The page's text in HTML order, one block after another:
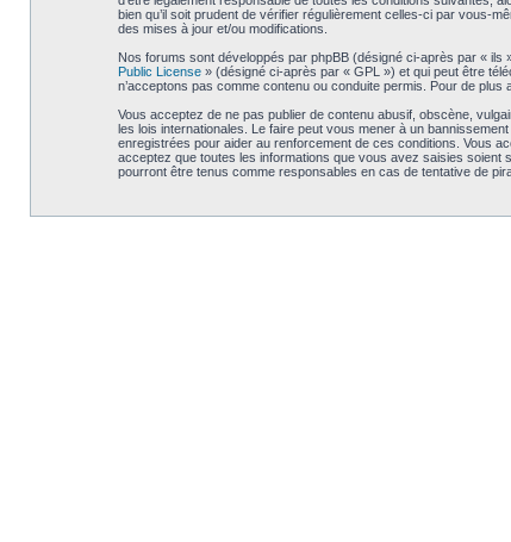
bien qu’il soit prudent de vérifier régulièrement celles-ci par vous-
des mises à jour et/ou modifications.
Nos forums sont développés par phpBB (désigné ci-après par « ils
Public License» (désigné ci-après par « GPL ») et qui peut être
n’acceptons pas comme contenu ou conduite permis. Pour de
Vous acceptez de ne pas publier de contenu abusif, obscène,
les lois internationales. Le faire peut vous mener à un
enregistrées pour aider au renforcement de ces conditions. Vous
acceptez que toutes les informations que vous avez saisies soient
pourront être tenus comme responsables en cas de tentative de